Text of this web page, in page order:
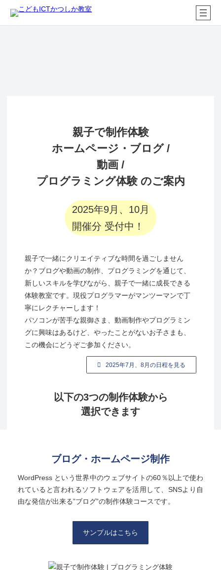
親子で制作体験
ホームページ・ブログ /
動画 /
プログラミング体験 のご案内
2025年9月、10月
開催分 受付中！
親子で一緒にクリエイティブな時間を過ごしません
か？ブログや動画の制作、プログラミングを通じて、
新しいスキルを学びながら、親子で一緒に成長できる
体験教室です。現役プログラマーがマンツーマンで丁
寧にレクチャーします！
パソコンが苦手な親御さま、動画制作やプログラミン
グに興味はあるけど、やったことがないお子さまも、
この機会にどうぞご参加ください。
2025年7月、8月の日程を見る
以下の3つの制作体験から
選択できます
ブログ・ホームページ制作
WordPress という世界中のウェブサイトの60％以上で使わ
れていると言われるソフトウェアを活用して、SNSより自
由な発信が出来る”ブログ”の制作体験コースです。
サンプルはこちら